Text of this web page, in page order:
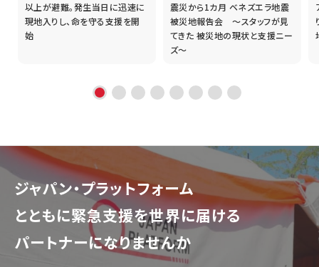
以上が避難。発生当日に迅速に
現地入りし、命を守る支援を開
始
震災から1カ月 ベネズエラ地震
被災地報告会 ～スタッフが見
てきた 被災地の現状と支援ニー
ズ～
ジャパン・プラットフォーム
とともに緊急支援を世界に届ける
パートナーになりませんか